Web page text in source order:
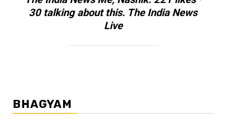
30 talking about this. The India News
Live
BHAGYAM